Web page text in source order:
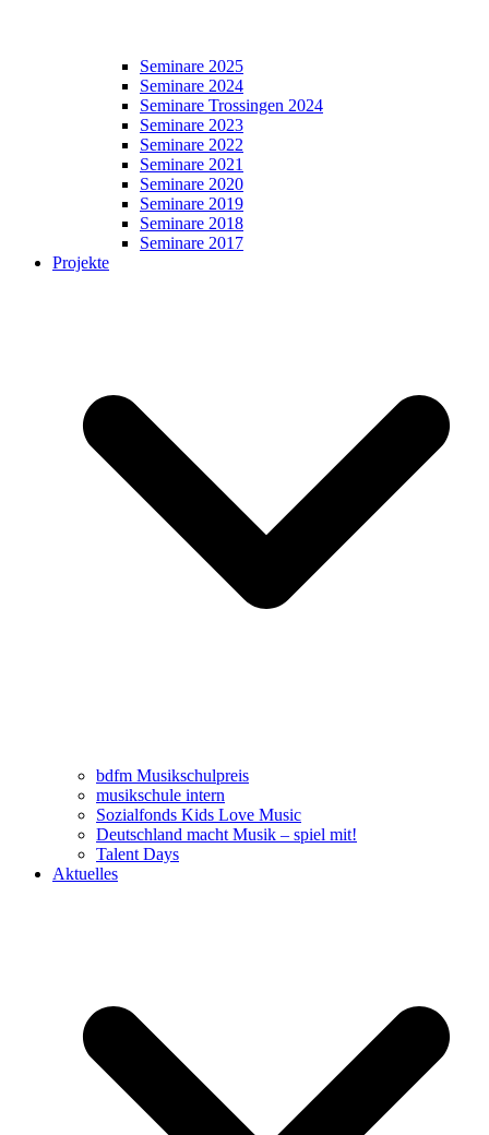
Seminare 2025
Seminare 2024
Seminare Trossingen 2024
Seminare 2023
Seminare 2022
Seminare 2021
Seminare 2020
Seminare 2019
Seminare 2018
Seminare 2017
Projekte
bdfm Musikschulpreis
musikschule intern
Sozialfonds Kids Love Music
Deutschland macht Musik – spiel mit!
Talent Days
Aktuelles